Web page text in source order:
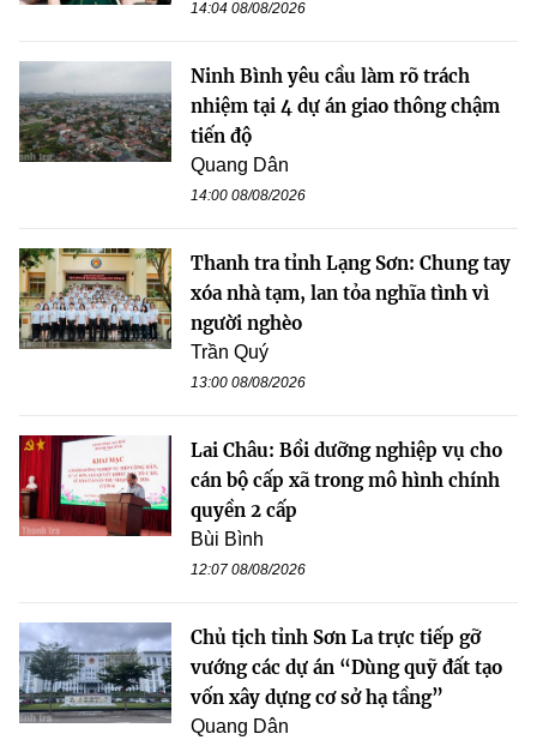
14:04 08/08/2026
Ninh Bình yêu cầu làm rõ trách
nhiệm tại 4 dự án giao thông chậm
tiến độ
Quang Dân
14:00 08/08/2026
Thanh tra tỉnh Lạng Sơn: Chung tay
xóa nhà tạm, lan tỏa nghĩa tình vì
người nghèo
Trần Quý
13:00 08/08/2026
Lai Châu: Bồi dưỡng nghiệp vụ cho
cán bộ cấp xã trong mô hình chính
quyền 2 cấp
Bùi Bình
12:07 08/08/2026
Chủ tịch tỉnh Sơn La trực tiếp gỡ
vướng các dự án “Dùng quỹ đất tạo
vốn xây dựng cơ sở hạ tầng”
Quang Dân